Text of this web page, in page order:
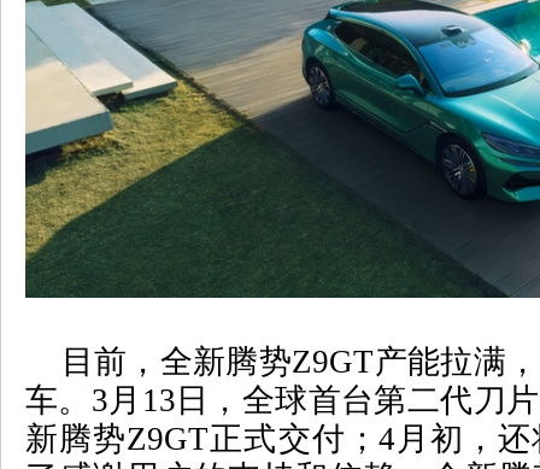
目前，全新腾势Z9GT产能拉满
车。 3月 13 日，全球首台第二代刀
新腾势Z9GT正式交付； 4 月初，